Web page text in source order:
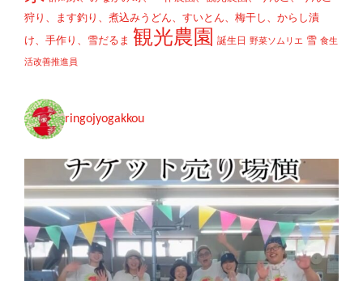
狩り、ます釣り、煮込みうどん、すいとん、梅干し、からし漬
け、手作り、雪だるま 観光農園 誕生日 野菜ソムリエ 雪 食生
活改善推進員
ringojyogakkou